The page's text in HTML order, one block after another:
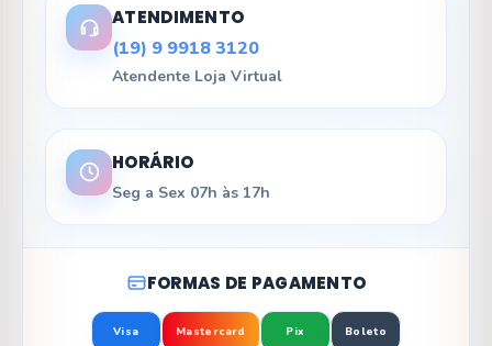
ATENDIMENTO
(19) 9 9918 3120
Atendente Loja Virtual
HORÁRIO
Seg a Sex 07h às 17h
FORMAS DE PAGAMENTO
Visa Mastercard Pix Boleto